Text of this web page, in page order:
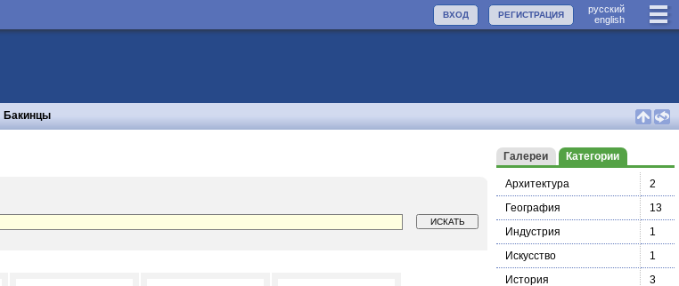
руccкий
english
РЕГИСТРАЦИЯ
ВХОД
Бакинцы
Галереи Категории
Архитектура
2
География
13
Индустрия
1
Искусство
1
История
3